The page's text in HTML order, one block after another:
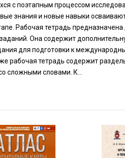
с поэтапным процессом
знания и новые навыки
Рабочая тетрадь предназначена
Она содержит
для подготовки к
рабочая тетрадь содержит
сложными словами. К...